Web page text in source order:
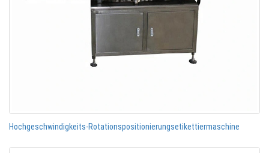
Hochgeschwindigkeits-Rotationspositionierungsetikettiermaschine